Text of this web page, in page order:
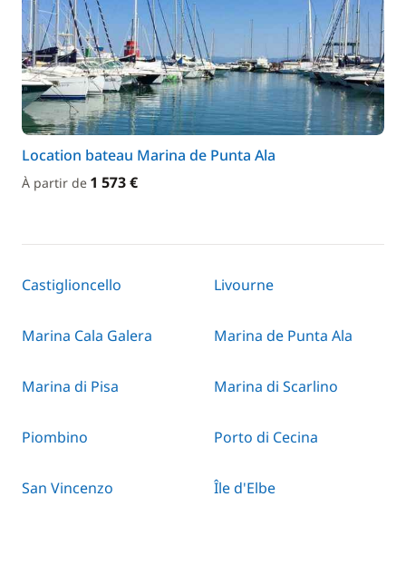
Location bateau Marina de Punta Ala
À partir de 1 573 €
Castiglioncello Livourne
Marina Cala Galera Marina de Punta Ala
Marina di Pisa Marina di Scarlino
Piombino Porto di Cecina
San Vincenzo Île d'Elbe